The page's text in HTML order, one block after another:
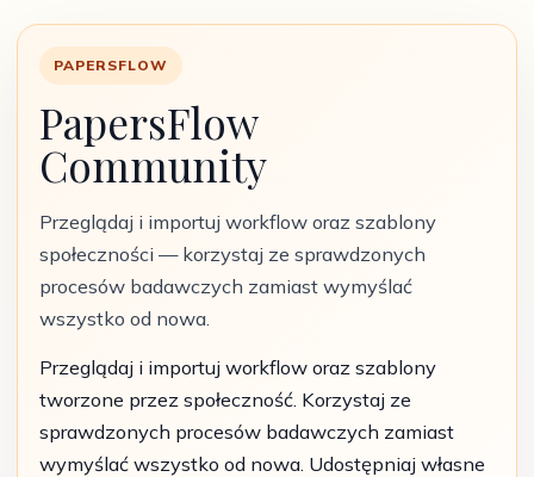
PAPERSFLOW
PapersFlow
Community
Przeglądaj i importuj workflow oraz szablony
społeczności — korzystaj ze sprawdzonych
procesów badawczych zamiast wymyślać
wszystko od nowa.
Przeglądaj i importuj workflow oraz szablony
tworzone przez społeczność. Korzystaj ze
sprawdzonych procesów badawczych zamiast
wymyślać wszystko od nowa. Udostępniaj własne